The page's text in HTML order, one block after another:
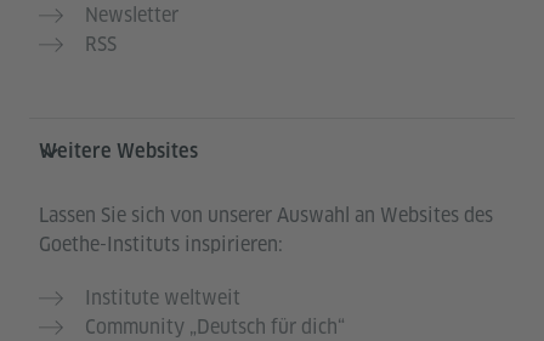
Newsletter
RSS
Weitere Websites
Lassen Sie sich von unserer Auswahl an Websites des
Goethe-Instituts inspirieren:
Institute weltweit
Community „Deutsch für dich“